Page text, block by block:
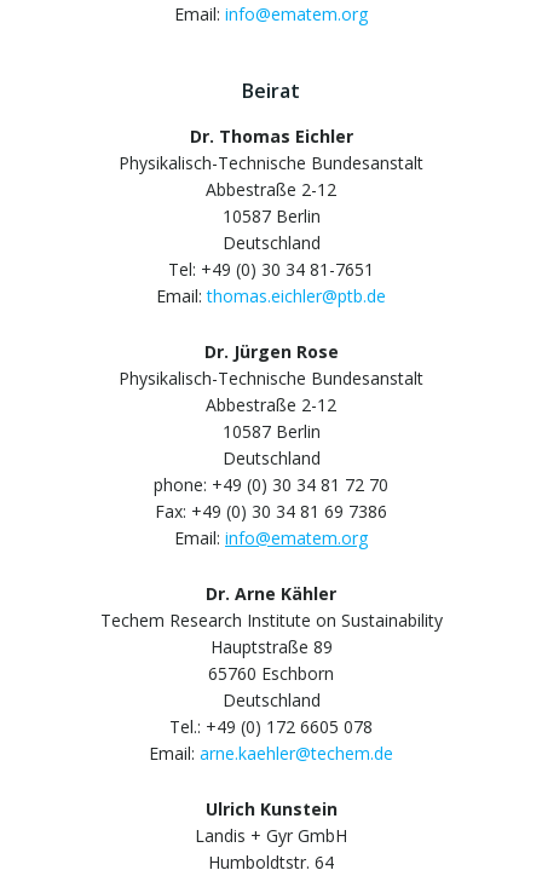
Email: info@ematem.org
Beirat
Dr. Thomas Eichler
Physikalisch-Technische Bundesanstalt
Abbestraße 2-12
10587 Berlin
Deutschland
Tel: +49 (0) 30 34 81-7651
Email:thomas.eichler@ptb.de
Dr. Jürgen Rose
Physikalisch-Technische Bundesanstalt
Abbestraße 2-12
10587 Berlin
Deutschland
phone: +49 (0) 30 34 81 72 70
Fax: +49 (0) 30 34 81 69 7386
Email: info@ematem.org
Dr. Arne Kähler
Techem Research Institute on Sustainability
Hauptstraße 89
65760 Eschborn
Deutschland
Tel.: +49 (0) 172 6605 078
Email: arne.kaehler@techem.de
Ulrich Kunstein
Landis + Gyr GmbH
Humboldtstr. 64